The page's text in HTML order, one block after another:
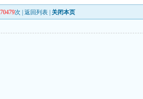
次 |返回列表 关闭本页